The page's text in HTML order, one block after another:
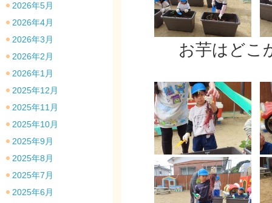
お芋はどこ
2026年5月
2026年4月
2026年3月
2026年2月
2026年1月
2025年12月
2025年11月
2025年10月
2025年9月
2025年8月
2025年7月
2025年6月